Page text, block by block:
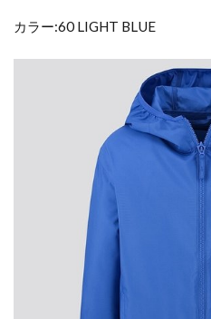
カラー:60 LIGHT BLUE